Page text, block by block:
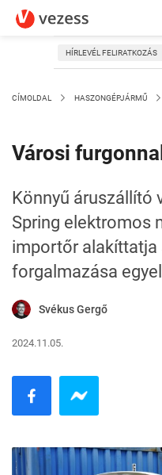
HÍRLEVÉL FELIRATKOZÁS
CÍMOLDAL HASZONGÉPJÁRMŰ
Városi
Könnyű áruszállító
Spring elektromos
importőr alakíttatja
forgalmazása
Svékus Gergő
2024.11.05.